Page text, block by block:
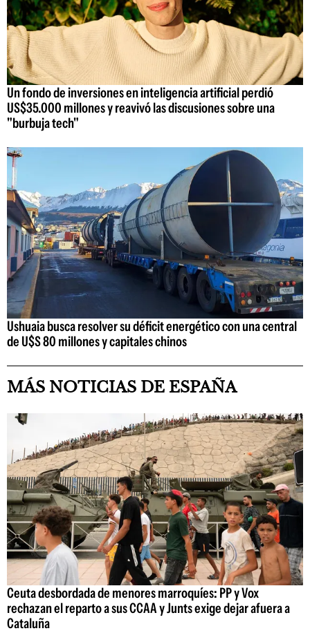
Un fondo de inversiones en inteligencia artificial perdió
US$35.000 millones y reavivó las discusiones sobre una
"burbuja tech"
Ushuaia busca resolver su déficit energético con una central
de U$S 80 millones y capitales chinos
MÁS NOTICIAS DE ESPAÑA
Ceuta desbordada de menores marroquíes: PP y Vox
rechazan el reparto a sus CCAA y Junts exige dejar afuera a
Cataluña